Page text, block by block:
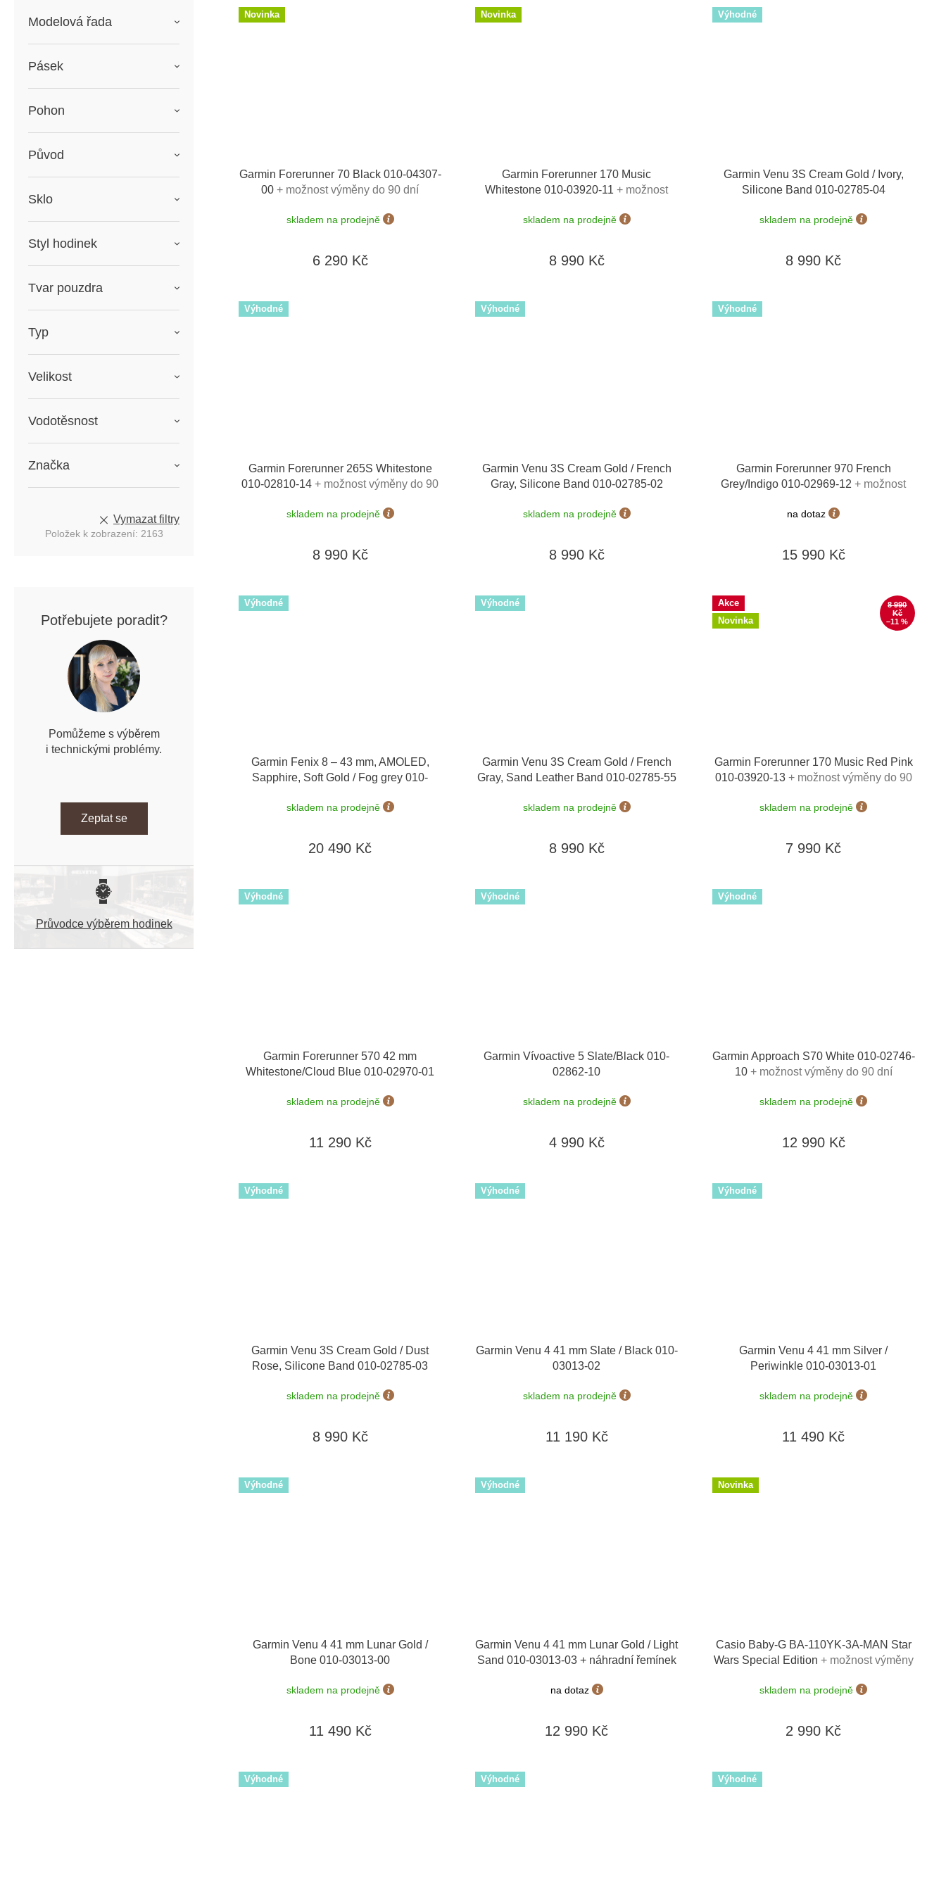
Modelová řada
Pásek
Pohon
Původ
Sklo
Styl hodinek
Tvar pouzdra
Typ
Velikost
Vodotěsnost
Značka
Vymazat filtry
Položek k zobrazení: 2163
Potřebujete poradit?
Pomůžeme s výběrem
i technickými problémy.
Zeptat se
Průvodce výběrem hodinek
Novinka
Garmin Forerunner 70 Black 010-04307-
00+ možnost výměny do 90 dní
skladem na prodejně
6 290 Kč
Novinka
Garmin Forerunner 170 Music
Whitestone 010-03920-11+ možnost
skladem na prodejně
8 990 Kč
Výhodné
Garmin Venu 3S Cream Gold / Ivory,
Silicone Band 010-02785-04
skladem na prodejně
8 990 Kč
Výhodné
Garmin Forerunner 265S Whitestone
010-02810-14+ možnost výměny do 90
skladem na prodejně
8 990 Kč
Výhodné
Garmin Venu 3S Cream Gold / French
Gray, Silicone Band 010-02785-02
skladem na prodejně
8 990 Kč
Výhodné
Garmin Forerunner 970 French
Grey/Indigo 010-02969-12+ možnost
na dotaz
15 990 Kč
Výhodné
Garmin Fenix 8 – 43 mm, AMOLED,
Sapphire, Soft Gold / Fog grey 010-
skladem na prodejně
20 490 Kč
Výhodné
Garmin Venu 3S Cream Gold / French
Gray, Sand Leather Band 010-02785-55
skladem na prodejně
8 990 Kč
Akce
Novinka
8 990
Kč
–11 %
Garmin Forerunner 170 Music Red Pink
010-03920-13 + možnost výměny do 90
skladem na prodejně
7 990 Kč
Výhodné
Garmin Forerunner 570 42 mm
Whitestone/Cloud Blue 010-02970-01
skladem na prodejně
11 290 Kč
Výhodné
Garmin Vívoactive 5 Slate/Black 010-
02862-10
skladem na prodejně
4 990 Kč
Výhodné
Garmin Approach S70 White 010-02746-
10 + možnost výměny do 90 dní
skladem na prodejně
12 990 Kč
Výhodné
Garmin Venu 3S Cream Gold / Dust
Rose, Silicone Band 010-02785-03
skladem na prodejně
8 990 Kč
Výhodné
Garmin Venu 4 41 mm Slate / Black 010-
03013-02
skladem na prodejně
11 190 Kč
Výhodné
Garmin Venu 4 41 mm Silver /
Periwinkle 010-03013-01
skladem na prodejně
11 490 Kč
Výhodné
Garmin Venu 4 41 mm Lunar Gold /
Bone 010-03013-00
skladem na prodejně
11 490 Kč
Výhodné
Garmin Venu 4 41 mm Lunar Gold / Light
Sand 010-03013-03 + náhradní řemínek
na dotaz
12 990 Kč
Novinka
Casio Baby-G BA-110YK-3A-MAN Star
Wars Special Edition + možnost výměny
skladem na prodejně
2 990 Kč
Výhodné Výhodné Výhodné